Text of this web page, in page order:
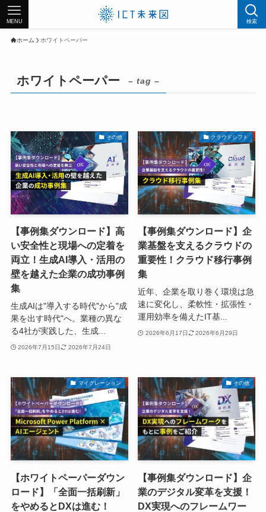
検索
MENU
ホーム ホワイトペーパー
ホワイトペーパー – tag –
その他
【事例集ダウンロード】高
い安全性と現場への定着を
両立！生成AI導入・活用の
壁を越えた企業の成功事例
集
生成AIは"導入する時代"から"成
果を出す時代"へ。業種の異な
る4社が実践した、生成...
2026年7月15日 2026年7月24日
クラウドシフト
【事例集ダウンロード】企
業基盤を支えるクラウドの
重要性！クラウド移行事例
集
近年、企業を取り巻く環境は急
速に変化し、柔軟性・拡張性・
運用効率を備えたIT基...
2026年6月17日 2026年6月29日
マイグレーション
【ホワイトペーパーダウン
ロード】「全面一括刷新」
をやめるとDXは進む！
その他
【事例集ダウンロード】企
業のデジタル変革を支援！
DX実現へのフレームワー